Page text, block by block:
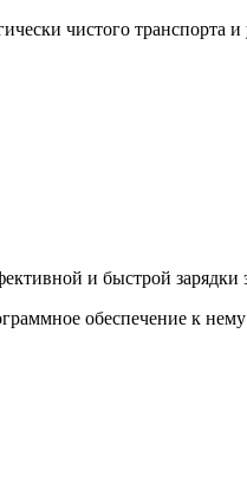
чистого транспорта
и быстрой
обеспечение к